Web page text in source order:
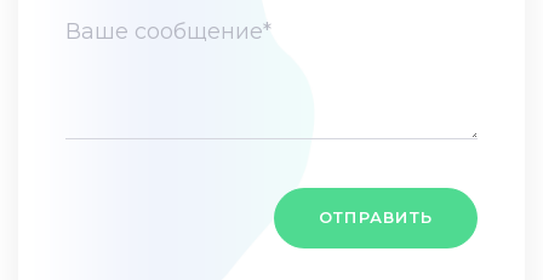
ОТПРАВИТЬ